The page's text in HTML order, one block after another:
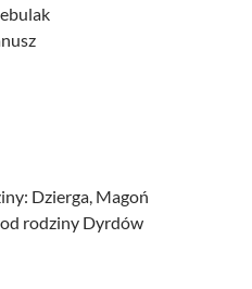
Dzierga, Magoń
od rodziny Dyrdów